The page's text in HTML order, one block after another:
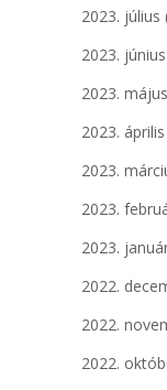
2023. július
2023. június
2023. május
2023. április
2023.
2023.
2023.
2022.
2022.
2022.